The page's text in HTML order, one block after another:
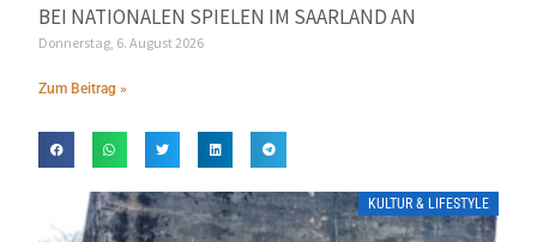
BEI NATIONALEN SPIELEN IM SAARLAND AN
Donnerstag, 6. August 2026
Zum Beitrag »
KULTUR & LIFESTYLE